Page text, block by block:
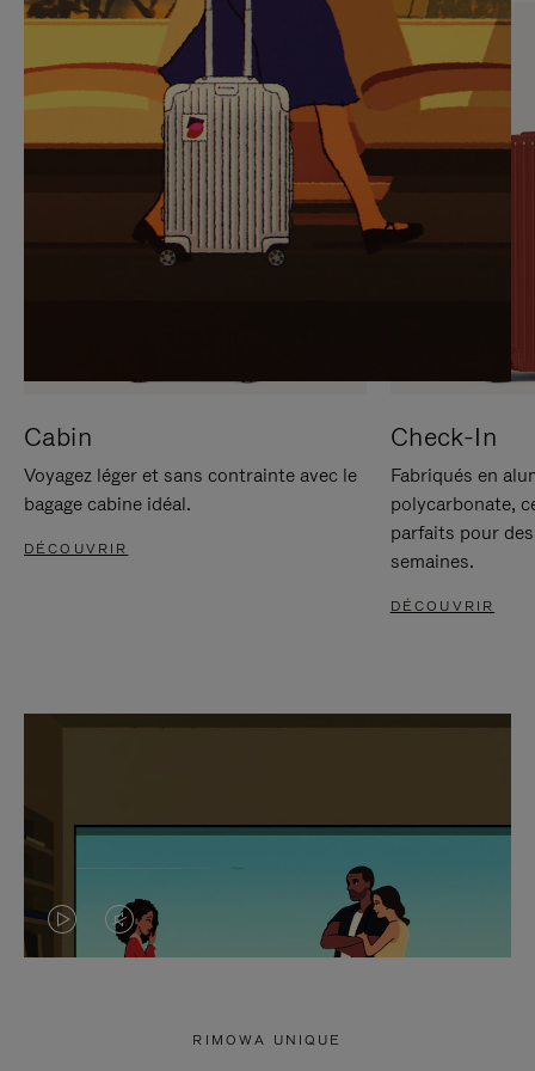
SUR
POUR
METTRE
PAUSE
VEUILLEZ
CLIQUER
POUR
RÉACTIVER
LE
SON
Cabin
Voyagez léger et sans contrainte avec le
bagage cabine idéal.
DÉCOUVRIR
Check-In
Fabriqués en
polycarbonate,
parfaits pour
semaines.
DÉCOUVRIR
LA LE
RIMOWA UNIQUE